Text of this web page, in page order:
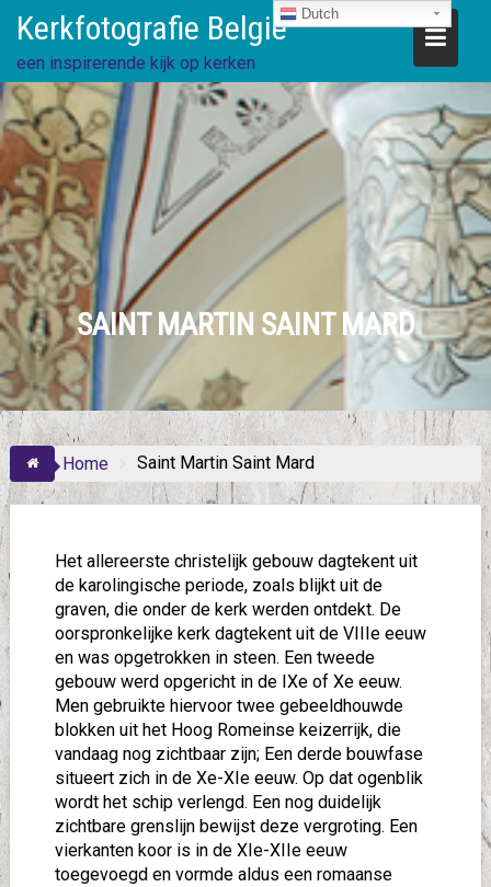
direct
naar
de
inhoud
Kerkfotografie België
een inspirerende kijk op kerken
SAINT MARTIN SAINT MARD
Home Saint Martin Saint Mard
Het allereerste christelijk gebouw dagtekent uit
de karolingische periode, zoals blijkt uit de
graven, die onder de kerk werden ontdekt. De
oorspronkelijke kerk dagtekent uit de VIIIe eeuw
en was opgetrokken in steen. Een tweede
gebouw werd opgericht in de IXe of Xe eeuw.
Men gebruikte hiervoor twee gebeeldhouwde
blokken uit het Hoog Romeinse keizerrijk, die
vandaag nog zichtbaar zijn; Een derde bouwfase
situeert zich in de Xe-XIe eeuw. Op dat ogenblik
wordt het schip verlengd. Een nog duidelijk
zichtbare grenslijn bewijst deze vergroting. Een
vierkanten koor is in de XIe-XIIe eeuw
toegevoegd en vormde aldus een romaanse
Dutch